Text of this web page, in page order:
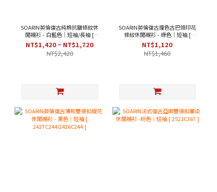
SOARIN英倫復古純棉抗皺條紋休
閒襯衫 - 白藍色｜短袖/長袖 [
212C438/212C438-1 ]
NT$1,420 ~ NT$1,720
NT$2,420
SOARIN英倫復古撞色古巴領印花
條紋休閒襯衫 - 綠色｜短袖 [
2426C282 ]
NT$1,120
NT$1,460